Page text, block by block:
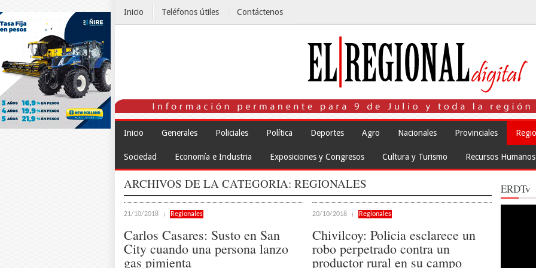
Inicio Teléfonos útiles Contáctenos
Inicio Generales Policiales Política Deportes Agro Nacionales Provinciales
Sociedad Economía e Industria Exposiciones y Congresos Cultura y Turismo Recursos Humanos
ARCHIVOS DE LA CATEGORIA: REGIONALES
21/10/2018 Regionales
Carlos Casares: Susto en San
City cuando una persona lanzo
gas pimienta
20/10/2018 Regionales
Chivilcoy: Policia esclarece un
robo perpetrado contra un
productor rural en su campo
ERDTv